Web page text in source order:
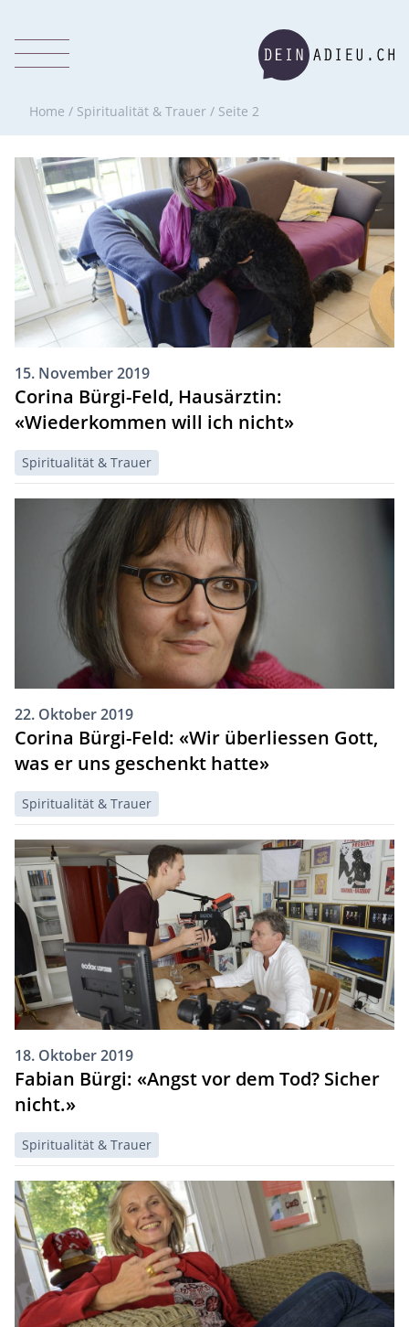
Home / Spiritualität & Trauer / Seite 2
15. November 2019
Corina Bürgi-Feld, Hausärztin:
«Wiederkommen will ich nicht»
Spiritualität & Trauer
22. Oktober 2019
Corina Bürgi-Feld: «Wir überliessen Gott,
was er uns geschenkt hatte»
Spiritualität & Trauer
18. Oktober 2019
Fabian Bürgi: «Angst vor dem Tod? Sicher
nicht.»
Spiritualität & Trauer